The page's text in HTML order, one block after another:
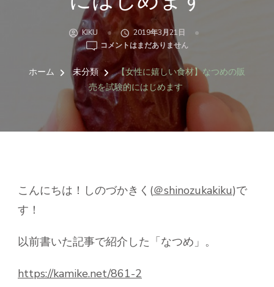
KIKU
2019年3月21日
【女
に
嬉
し
い
材】
の
試
に
コメントはまだありません
ホーム 未分類
【女性に嬉しい食材】なつめの販
売を試験的にはじめます
こんにちは！しのづかきく(＠shinozukakiku)で
す！
以前書いた記事で紹介した「なつめ」。
https://kamike.net/861-2